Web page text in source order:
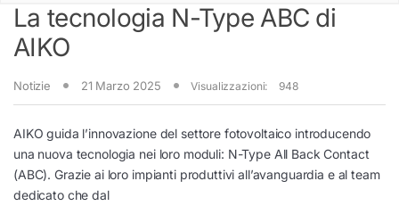
La tecnologia N-Type ABC di
AIKO
Notizie 21 Marzo 2025 Visualizzazioni: 948
AIKO guida l’innovazione del settore fotovoltaico introducendo
una nuova tecnologia nei loro moduli: N-Type All Back Contact
(ABC). Grazie ai loro impianti produttivi all’avanguardia e al team
dedicato che dal